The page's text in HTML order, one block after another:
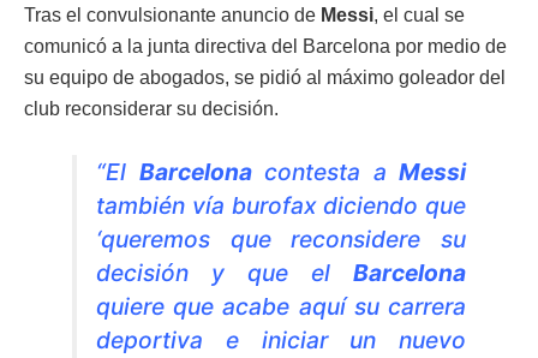
Tras el convulsionante anuncio de Messi, el cual se
comunicó a la junta directiva del Barcelona por medio de
su equipo de abogados, se pidió al máximo goleador del
club reconsiderar su decisión.
“El Barcelonacontesta a Messi
también vía burofax diciendo que
‘queremos que reconsidere su
decisión y que el Barcelona
quiere que acabe aquí su carrera
deportiva e iniciar un nuevo